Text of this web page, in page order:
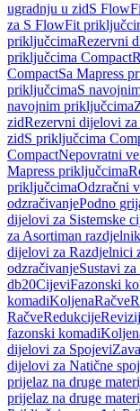
ugradnju u zidS
za S FlowFit
priključcimaRezervni
priključcima Compact
CompactSa Mapress
priključcimaS
navojnim priključcima
zidRezervni dijelovi
zidS priključcima
CompactNepovratni
Mapress priključcima
priključcimaOdzračni
odzračivanjePodno
dijelovi za Sistemske
za Asortiman
dijelovi za Razdjelnici
odzračivanjeSustavi
db20CijeviFazonski
komadiKoljenaRačve
RačveRedukcije
fazonski komadi
dijelovi za Spojevi
dijelovi za Natične
prijelaz na druge
prijelaz na druge